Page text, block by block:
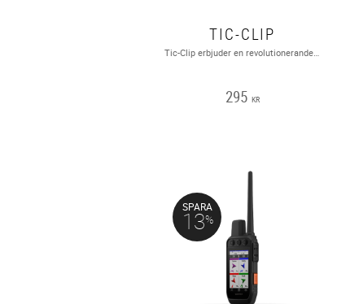
TIC-CLIP
295 KR
SPARA
13%